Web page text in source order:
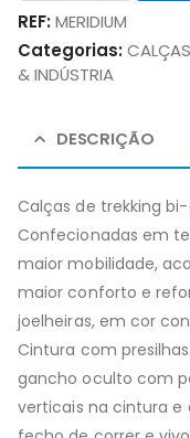
REF:MERIDIUM
Categorias:
& INDÚSTRIA
DESCRIÇÃO
Calças de trekking
Confecionadas em
maior mobilidade,
maior conforto e
joelheiras, em cor
Cintura com
gancho oculto com
verticais na cintura e